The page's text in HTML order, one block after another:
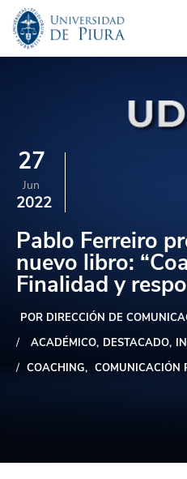
27
Jun
2022
Pablo Ferreiro
nuevo libro:
Finalidad y
POR DIRECCIÓN DE
ACADÉMICO DESTACADO
COACHING
COMUNICACIÓN